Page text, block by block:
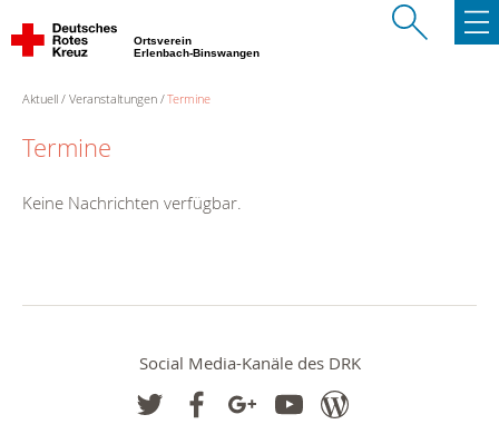
Ortsverein
Erlenbach-Binswangen
Aktuell Veranstaltungen Termine
Termine
Keine Nachrichten verfügbar.
Social Media-Kanäle des DRK